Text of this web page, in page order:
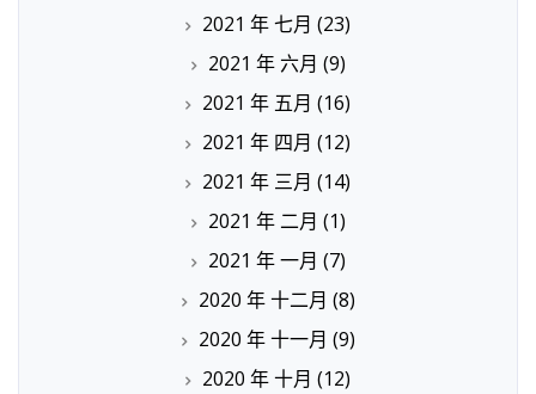
2021 年 七月 (23)
2021 年 六月 (9)
2021 年 五月 (16)
2021 年 四月 (12)
2021 年 三月 (14)
2021 年 二月 (1)
2021 年 一月 (7)
2020 年 十二月 (8)
2020 年 十一月 (9)
2020 年 十月 (12)